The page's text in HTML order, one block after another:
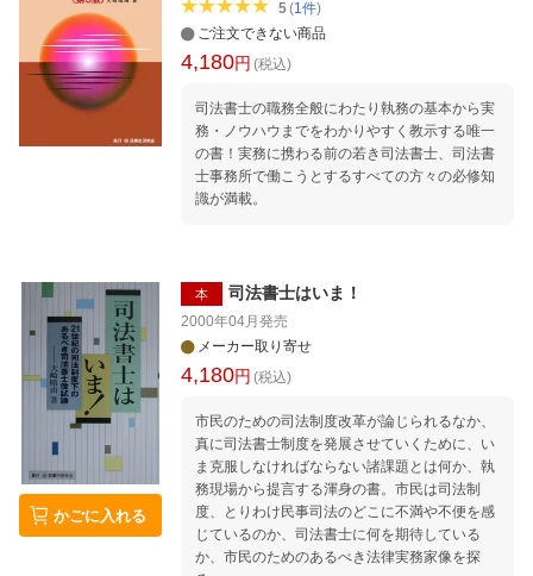
5(1件)
ご注文できない商品
4,180円 (税込)
司法書士の職務全般にわたり執務の基本から実
務・ノウハウまでをわかりやすく教示する唯一
の書！実務に携わる前の若き司法書士、司法書
士事務所で働こうとするすべての方々の必修知
識が満載。
かごに入れる
本 司法書士はいま！
2000年04月 発売
メーカー取り寄せ
4,180円 (税込)
市民のための司法制度改革が論じられるなか、
真に司法書士制度を発展させていくために、い
ま克服しなければならない諸課題とは何か、執
務現場から提言する渾身の書。市民は司法制
度、とりわけ民事司法のどこに不満や不便を感
じているのか、司法書士に何を期待している
か、市民のためのあるべき法律実務家像を探